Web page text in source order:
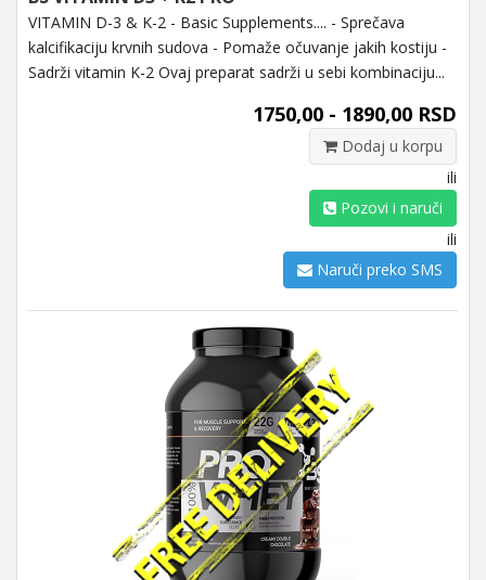
VITAMIN D-3 & K-2 - Basic Supplements.... - Sprečava
kalcifikaciju krvnih sudova - Pomaže očuvanje jakih kostiju -
Sadrži vitamin K-2 Ovaj preparat sadrži u sebi kombinaciju...
1750,00 - 1890,00 RSD
Dodaj u korpu
ili
Pozovi i naruči
ili
Naruči preko SMS